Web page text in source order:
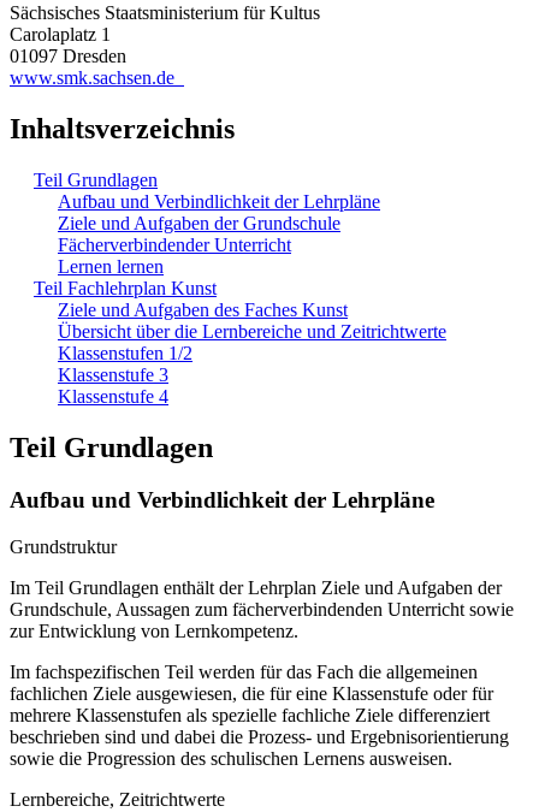
Sächsisches Staatsministerium für Kultus
Carolaplatz 1
01097 Dresden
www.smk.sachsen.de
Inhaltsverzeichnis
Teil Grundlagen
Aufbau und Verbindlichkeit der Lehrpläne
Ziele und Aufgaben der Grundschule
Fächerverbindender Unterricht
Lernen lernen
Teil Fachlehrplan Kunst
Ziele und Aufgaben des Faches Kunst
Übersicht über die Lernbereiche und Zeitrichtwerte
Klassenstufen 1/2
Klassenstufe 3
Klassenstufe 4
Teil Grundlagen
Aufbau und Verbindlichkeit der Lehrpläne
Grundstruktur
Im Teil Grundlagen enthält der Lehrplan Ziele und Aufgaben der
Grundschule, Aussagen zum fächerverbindenden Unterricht sowie
zur Entwicklung von Lernkompetenz.
Im fachspezifischen Teil werden für das Fach die allgemeinen
fachlichen Ziele ausgewiesen, die für eine Klassenstufe oder für
mehrere Klassenstufen als spezielle fachliche Ziele differenziert
beschrieben sind und dabei die Prozess- und Ergebnisorientierung
sowie die Progression des schulischen Lernens ausweisen.
Lernbereiche, Zeitrichtwerte